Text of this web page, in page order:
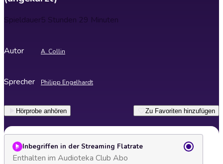
Spieldauer5 Stunden 29 Minuten
Autor A. Collin
Sprecher Philipp Engelhardt
Hörprobe anhören Zu Favoriten hinzufügen
Inbegriffen in der Streaming Flatrate
Enthalten im Audioteka Club Abo